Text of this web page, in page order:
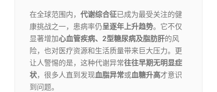
在全球范围内， 代谢综合征已成为最受关注的健
康挑战之一，患病率仍呈逐年上升趋势。它不仅
显著增加心血管疾病、2型糖尿病及脂肪肝的风
险，也对医疗资源和生活质量带来巨大压力。更
让人警惕的是，这种代谢异常往往早期无明显症
状，很多人直到发现血脂异常或血糖升高才意识
到问题。